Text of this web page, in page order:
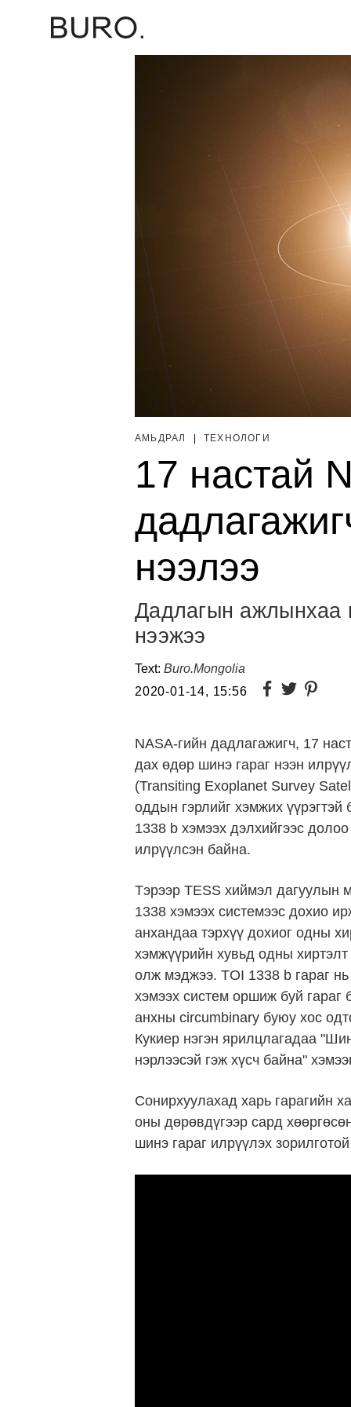
АМЬДРАЛ ТЕХНОЛОГИ
17 настай
нээлээ
Дадлагын ажлынхаа
нээжээ
Text: Buro.Mongolia
2020-01-14, 15:56
NASA-гийн дадлагажигч, 17
дах өдөр шинэ гараг нээн
(Transiting Exoplanet Survey
оддын гэрлийг хэмжих
1338 b хэмээх дэлхийгээс
илрүүлсэн байна.
Тэрээр TESS хиймэл дагуулын
1338 хэмээх системээс дохио
анхандаа тэрхүү дохиог одны
хэмжүүрийн хувьд одны хиртэлт
олж мэджээ. TOI 1338 b гараг
хэмээх систем оршиж буй гараг
анхны circumbinary буюу хос
Кукиер нэгэн ярилцлагадаа
нэрлээсэй гэж хүсч байна"
Сонирхуулахад харь гарагийн
оны дөрөвдүгээр сард
шинэ гараг илрүүлэх